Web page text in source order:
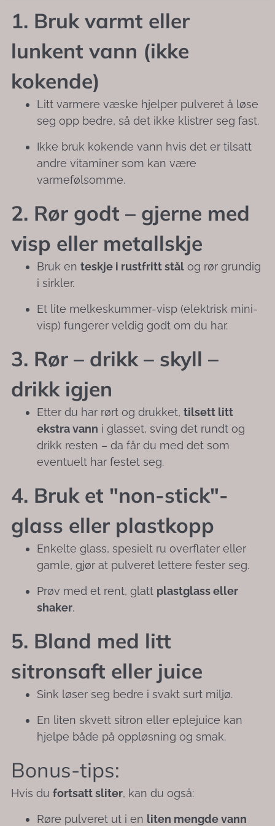
1. Bruk varmt eller
lunkent vann (ikke
kokende)
Litt varmere væske hjelper pulveret å løse
seg opp bedre, så det ikke klistrer seg fast.
Ikke bruk kokende vann hvis det er tilsatt
andre vitaminer som kan være
varmefølsomme.
2. Rør godt – gjerne med
visp eller metallskje
Bruk en teskje i rustfritt stål og rør grundig
i sirkler.
Et lite melkeskummer-visp (elektrisk mini-
visp) fungerer veldig godt om du har.
3. Rør – drikk – skyll –
drikk igjen
Etter du har rørt og drukket, tilsett litt
ekstra vann i glasset, sving det rundt og
drikk resten – da får du med det som
eventuelt har festet seg.
4. Bruk et "non-stick"-
glass eller plastkopp
Enkelte glass, spesielt ru overflater eller
gamle, gjør at pulveret lettere fester seg.
Prøv med et rent, glatt plastglass eller
shaker.
5. Bland med litt
sitronsaft eller juice
Sink løser seg bedre i svakt surt miljø.
En liten skvett sitron eller eplejuice kan
hjelpe både på oppløsning og smak.
Bonus-tips:
Hvis du fortsatt sliter, kan du også:
Røre pulveret ut i en liten mengde vann